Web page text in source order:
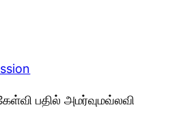
பதில் அமர்வுமவ்லவி